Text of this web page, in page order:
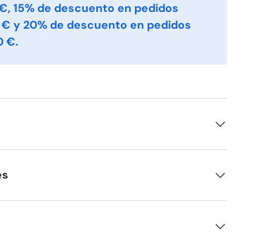
15% de descuento en pedidos
y 20% de descuento en pedidos
€.